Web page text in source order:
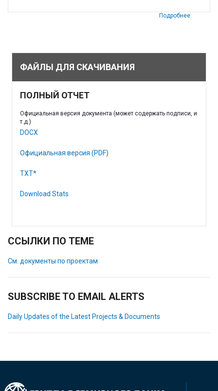
Подробнее
ФАЙЛЫ ДЛЯ СКАЧИВАНИЯ
ПОЛНЫЙ ОТЧЕТ
Официальная версия документа (может содержать подписи, и
т.д.)
DOCX
Официальная версия (PDF)
TXT*
Download Stats
ССЫЛКИ ПО ТЕМЕ
См. документы по проектам
SUBSCRIBE TO EMAIL ALERTS
Daily Updates of the Latest Projects & Documents